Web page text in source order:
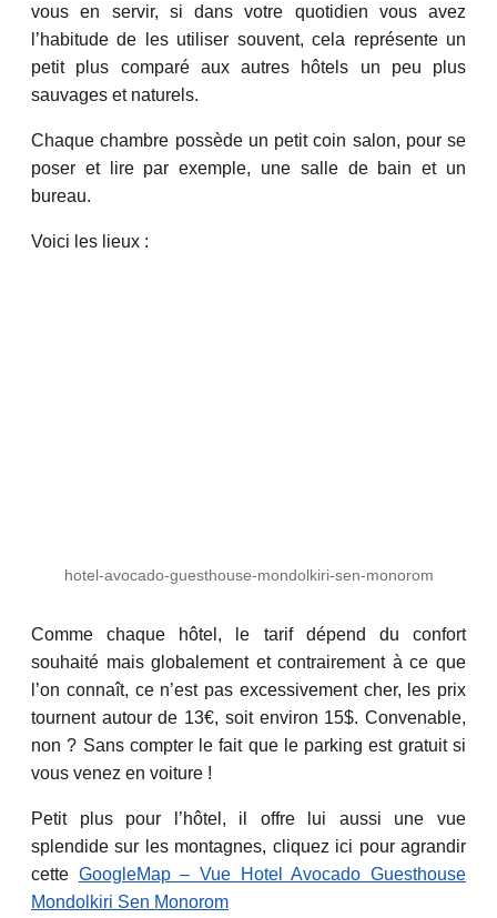
vous en servir, si dans votre quotidien vous avez
l’habitude de les utiliser souvent, cela représente un
petit plus comparé aux autres hôtels un peu plus
sauvages et naturels.
Chaque chambre possède un petit coin salon, pour se
poser et lire par exemple, une salle de bain et un
bureau.
Voici les lieux :
hotel-avocado-guesthouse-mondolkiri-sen-monorom
Comme chaque hôtel, le tarif dépend du confort
souhaité mais globalement et contrairement à ce que
l’on connaît, ce n’est pas excessivement cher, les prix
tournent autour de 13€, soit environ 15$. Convenable,
non ? Sans compter le fait que le parking est gratuit si
vous venez en voiture !
Petit plus pour l’hôtel, il offre lui aussi une vue
splendide sur les montagnes, cliquez ici pour agrandir
cette GoogleMap – Vue Hotel Avocado Guesthouse
Mondolkiri Sen Monorom